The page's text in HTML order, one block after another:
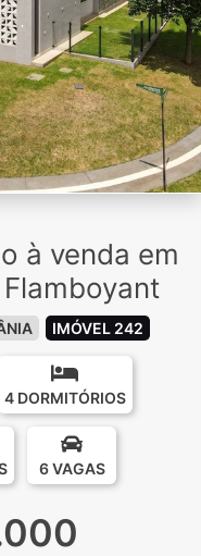
à venda em
IMÓVEL 242
4 DORMITÓRIOS
6 VAGAS